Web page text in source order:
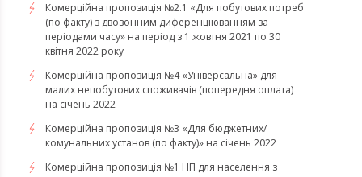
Комерційна пропозиція №2.1 «Для побутових потреб
(по факту) з двозонним диференціюванням за
періодами часу» на період з 1 жовтня 2021 по 30
квітня 2022 року
Комерційна пропозиція №4 «Універсальна» для
малих непобутових споживачів (попередня оплата)
на січень 2022
Комерційна пропозиція №3 «Для бюджетних/
комунальних установ (по факту)» на січень 2022
Комерційна пропозиція №1 НП для населення з